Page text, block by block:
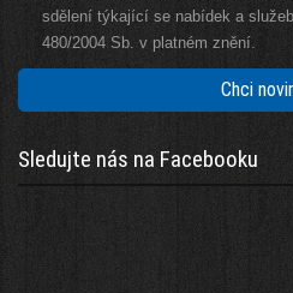
sdělení týkající se nabídek a
480/2004 Sb. v platném znění.
Chci
Sledujte nás na Facebooku